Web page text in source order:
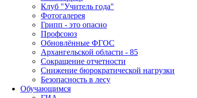
Клуб "Учитель года"
Фотогалерея
Грипп - это опасно
Профсоюз
Обновлённые ФГОС
Архангельской области - 85
Сокращение отчетности
Снижение бюрократической нагрузки
Безопасность в лесу
Обучающимся